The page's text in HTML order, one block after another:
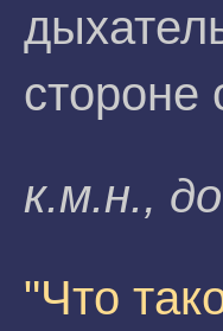
стороне
к.м.н.,
"Что